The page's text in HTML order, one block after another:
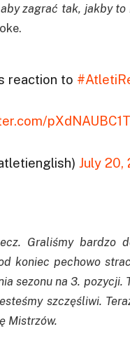
zagrać tak, jakby to
reaction to
pXdNAUBC1T
July 20,
Graliśmy bardzo
koniec pechowo
sezonu na 3. pozycji.
szczęśliwi.
Mistrzów.